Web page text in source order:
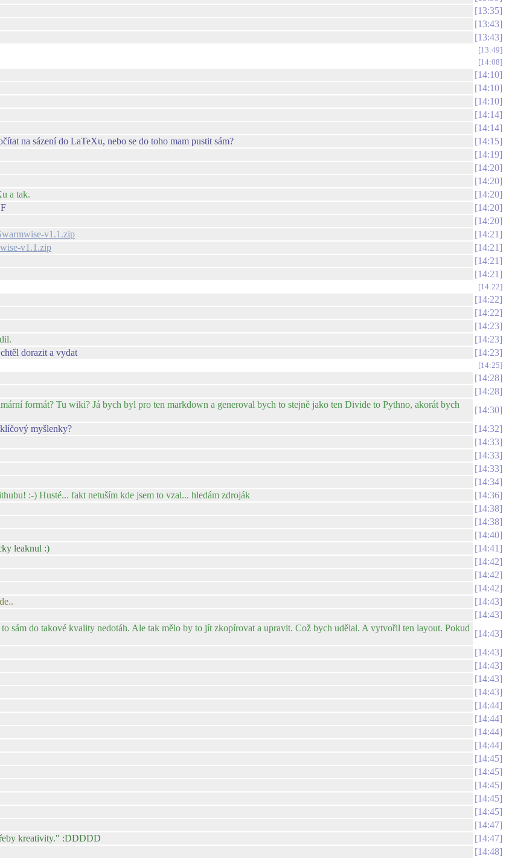
13:35
13:43
13:43
13:49
14:08
14:10
14:10
14:10
14:14
14:14
na sázení do LaTeXu, nebo se do toho mam pustit sám?
14:15
14:19
14:20
14:20
a tak.
14:20
14:20
14:20
v1.1.zip
14:21
v1.1.zip
14:21
14:21
14:21
14:22
14:22
14:22
14:23
14:23
dorazit a vydat 14:23
14:25
14:28
14:28
formát? Tu wiki? Já bych byl pro ten markdown a generoval bych to stejně jako ten Divide to Pythno, akorát bych
14:30
myšlenky?
14:32
14:33
14:33
14:33
14:34
:-) Husté... fakt netuším kde jsem to vzal... hledám zdroják
14:36
14:38
14:38
14:40
leaknul :)
14:41
14:42
14:42
14:42
14:43
14:43
sám do takové kvality nedotáh. Ale tak mělo by to jít zkopírovat a upravit. Což bych udělal. A vytvořil ten layout. Pokud
14:43
14:43
14:43
14:43
14:43
14:44
14:44
14:44
14:44
14:45
14:45
14:45
14:45
14:45
14:47
kreativity." :DDDDD
14:47
14:48